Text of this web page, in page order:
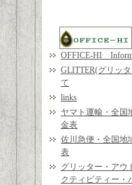
OFFICE-HI
GLITTER(グリッ
て
links
ヤマト運輸・全国
金表
佐川急便・全国地
表
グリッター・アウ
クティビティー・